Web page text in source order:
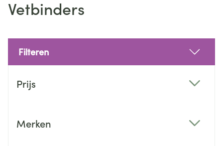
Vetbinders
Filteren
Prijs
Merken